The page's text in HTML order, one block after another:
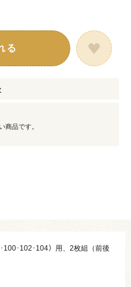
る
商品です。
･102･104）用、2枚組（前後